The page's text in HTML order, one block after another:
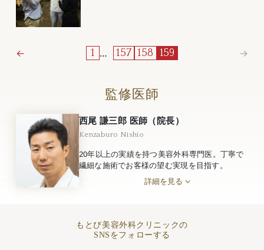
← 1 … 157 158 159 →
監修医師
西尾 謙三郎 医師（院長）
Kenzaburo Nishio
20年以上の実績を持つ美容外科専門医。丁寧で
繊細な施術でお客様の望む実現を目指す。
詳細を見る
もとび美容外科クリニックの
SNSをフォローする